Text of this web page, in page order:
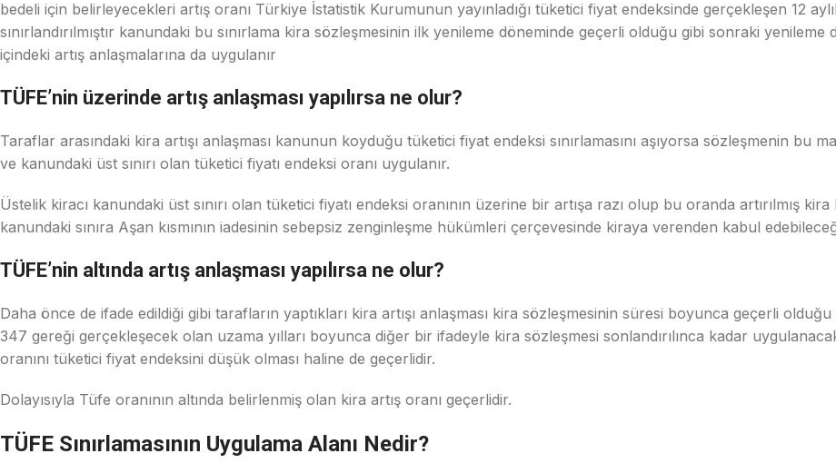
bedeli için belirleyecekleri artış oranı Türkiye İstatistik Kurumunun yayınladığı tüketici fiyat endeksinde gerçekleşen 12
sınırlandırılmıştır kanundaki bu sınırlama kira sözleşmesinin ilk yenileme döneminde geçerli olduğu gibi sonraki
içindeki artış anlaşmalarına da uygulanır
TÜFE’nin üzerinde artış anlaşması yapılırsa ne olur?
Taraflar arasındaki kira artışı anlaşması kanunun koyduğu tüketici fiyat endeksi sınırlamasını aşıyorsa sözleşmenin bu
ve kanundaki üst sınırı olan tüketici fiyatı endeksi oranı uygulanır.
Üstelik kiracı kanundaki üst sınırı olan tüketici fiyatı endeksi oranının üzerine bir artışa razı olup bu oranda artırılmış
kanundaki sınıra Aşan kısmının iadesinin sebepsiz zenginleşme hükümleri çerçevesinde kiraya verenden kabul
TÜFE’nin altında artış anlaşması yapılırsa ne olur?
Daha önce de ifade edildiği gibi tarafların yaptıkları kira artışı anlaşması kira sözleşmesinin süresi boyunca geçerli
347 gereği gerçekleşecek olan uzama yılları boyunca diğer bir ifadeyle kira sözleşmesi sonlandırılınca kadar
oranını tüketici fiyat endeksini düşük olması haline de geçerlidir.
Dolayısıyla Tüfe oranının altında belirlenmiş olan kira artış oranı geçerlidir.
TÜFE Sınırlamasının Uygulama Alanı Nedir?